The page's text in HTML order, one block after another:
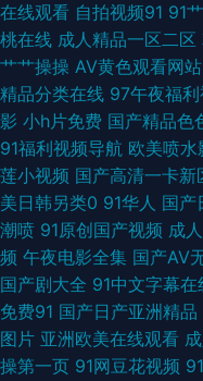
州成人乱洲伦 91福利姬在线
利资源共享总站 福利在线aa
视频 AV福利在线导航 国产黑
频 97超碰人人撸 国产92在线
入黑丝 欧美日韩国产激情视
美在线网址 欧美a播放 韩国
线91 东方AV夜夜夜 久久精品
在线观看 自拍视频91 91
桃在线 成人精品一区二区
艹艹操操 AV黄色观看网站
精品分类在线 97午夜福
影 小h片免费 国产精品色
91福利视频导航 欧美喷水
莲小视频 国产高清一卡新
美日韩另类0 91华人 国产
潮喷 91原创国产视频 成
频 午夜电影全集 国产AV
国产剧大全 91中文字幕在
免费91 国产日产亚洲精品
图片 亚洲欧美在线观看
操第一页 91网豆花视频